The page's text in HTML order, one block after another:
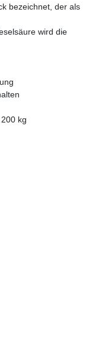
bezeichnet, der als
wird die
kg